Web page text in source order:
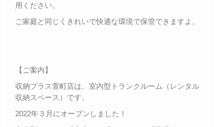
用ください。
ご家庭と同じくきれいで快適な環境で保管できますよ。
【ご案内】
収納プラス萱町店は、室内型トランクルーム（レンタル
収納スペース）です。
2022年３月にオープンしました！